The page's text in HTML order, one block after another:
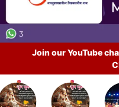
Join our YouTube